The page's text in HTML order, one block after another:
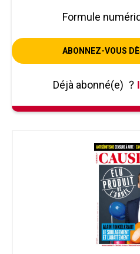
Formule
ABONNEZ-VOUS
Déjà abonné(e) ?